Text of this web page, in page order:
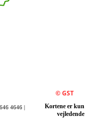
4646 |
Kortene er kun
vejledende